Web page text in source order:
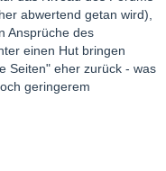
abwertend getan wird),
Ansprüche des
einen Hut bringen
Seiten" eher zurück - was
geringerem